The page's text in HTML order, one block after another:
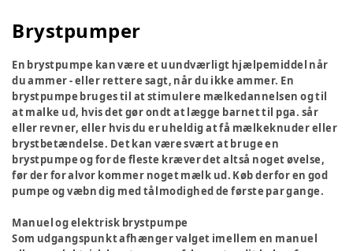
Brystpumper
En brystpumpe kan være et uundværligt hjælpemiddel når
du ammer - eller rettere sagt, når du ikke ammer. En
brystpumpe bruges til at stimulere mælkedannelsen og til
at malke ud, hvis det gør ondt at lægge barnet til pga. sår
eller revner, eller hvis du er uheldig at få mælkeknuder eller
brystbetændelse. Det kan være svært at bruge en
brystpumpe og for de fleste kræver det altså noget øvelse,
før der for alvor kommer noget mælk ud. Køb derfor en god
pumpe og væbn dig med tålmodighed de første par gange.
Manuel og elektrisk brystpumpe
Som udgangspunkt afhænger valget imellem en manuel